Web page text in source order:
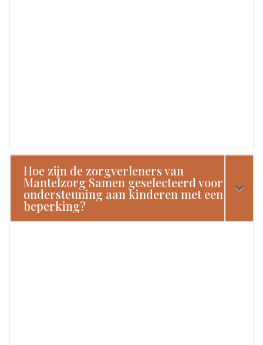
Hoe zijn de zorgverleners van
Mantelzorg Samen geselecteerd voor
ondersteuning aan kinderen met een
beperking?